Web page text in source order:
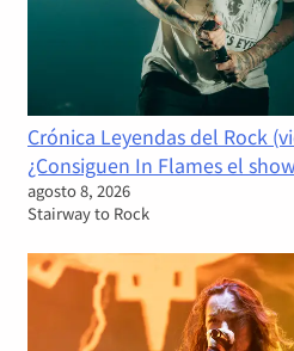
Crónica Leyendas del Rock
¿Consiguen In Flames el
agosto 8, 2026
Stairway to Rock